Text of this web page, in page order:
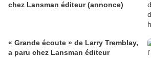
chez Lansman éditeur (annonce)
« Grande écoute » de Larry Tremblay,
a paru chez Lansman éditeur